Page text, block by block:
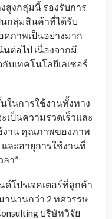
งสูงกลุ่มนี้ รองรับการ
นกลุ่มสินค้าที่ได้รับ
ดภาพเป็นอย่างมาก
ต่อไป เนื่องจากมี
บเทคโนโลยีเลเซอร์
นการใช้งานทั้งทาง
เป็นความรวดเร็วและ
งาน คุณภาพของภาพ
ละอายุการใช้งานที่
า”
โปรเจคเตอร์ที่ลูกค้า
นานกว่า 2 ทศวรรษ
บริษัทวิจัย